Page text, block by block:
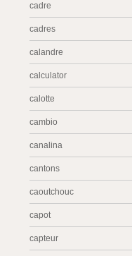
cadre
cadres
calandre
calculator
calotte
cambio
canalina
cantons
caoutchouc
capot
capteur